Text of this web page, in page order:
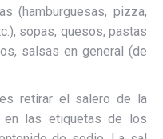
(hamburguesas, pizza,
sopas, quesos, pastas
salsas en general (de
retirar el salero de la
en las etiquetas de los